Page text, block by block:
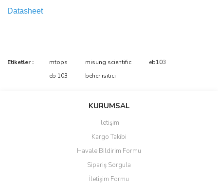
Datasheet
Bu ürüne ilk yorumu siz yapın!
Yorum Yaz
Bu ürünün fiyat bilgisi, resim, ürün açıklamalarında ve diğer
tarafımıza iletebilirsiniz.
Ürün açıklamasında eksik bilgiler bulunuyor.
Ürün bilgilerinde hatalar bulunuyor.
Ürün fiyatı diğer sitelerden daha pahalı.
Bu ürüne benzer farklı alternatifler olmalı.
Etiketler : mtops misung scientific
eb103
eb 103
beher ısıtıcı
KURUMSAL
İletişim
Kargo Takibi
Havale Bildirim Formu
Sipariş Sorgula
İletişim Formu